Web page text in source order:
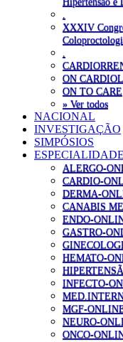
XXXIV
ON
ON TO CARE
» Ver todos
NACIONAL
INVESTIGAÇÃO
SIMPÓSIOS
ESPECIALIDADE
ALERGO-
CARDIO-
DERMA-
CANABIS
ENDO-
GASTRO-
HEMATO-
INFECTO-
MGF-
NEURO-
ONCO-